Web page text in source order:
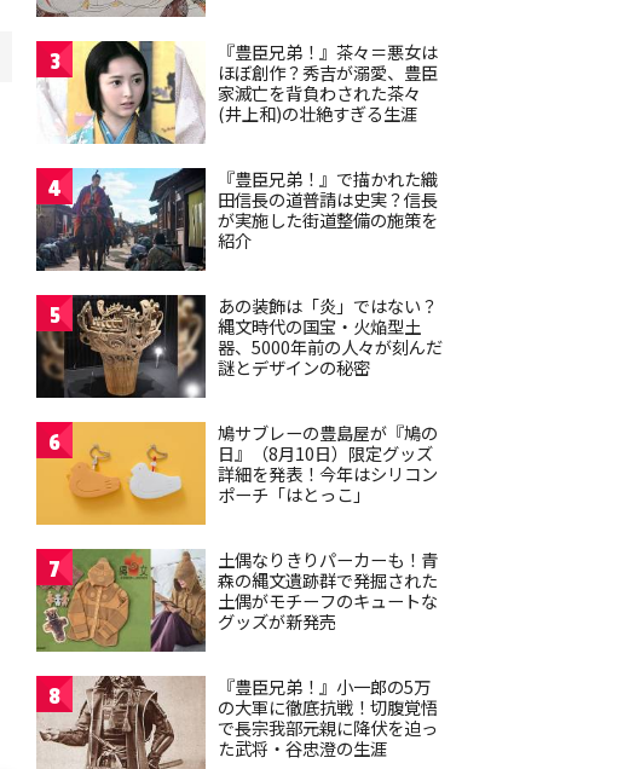
3
『豊臣兄弟！』茶々＝悪女は
ほぼ創作？秀吉が溺愛、豊臣
家滅亡を背負わされた茶々
(井上和)の壮絶すぎる生涯
4
『豊臣兄弟！』で描かれた織
田信長の道普請は史実？信長
が実施した街道整備の施策を
紹介
5
あの装飾は「炎」ではない？
縄文時代の国宝・火焔型土
器、5000年前の人々が刻んだ
謎とデザインの秘密
6
鳩サブレーの豊島屋が『鳩の
日』（8月10日）限定グッズ
詳細を発表！今年はシリコン
ポーチ「はとっこ」
7
土偶なりきりパーカーも！青
森の縄文遺跡群で発掘された
土偶がモチーフのキュートな
グッズが新発売
8
『豊臣兄弟！』小一郎の5万
の大軍に徹底抗戦！切腹覚悟
で長宗我部元親に降伏を迫っ
た武将・谷忠澄の生涯